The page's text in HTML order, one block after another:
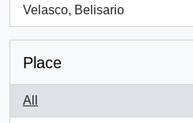
Velasco, Belisario
, 1 results
Place
All